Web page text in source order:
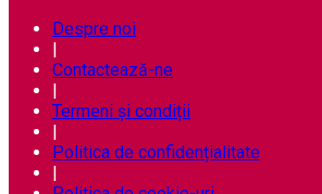
Despre noi
|
Contactează-ne
|
Termeni și condiții
|
Politica de confidențialitate
|